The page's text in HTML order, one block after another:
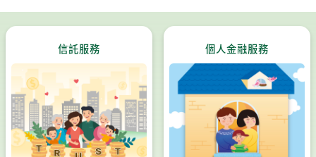
信託服務 個人金融服務